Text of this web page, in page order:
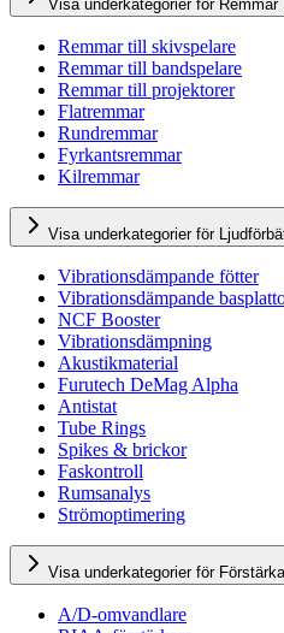
Visa underkategorier för Remmar
Remmar till skivspelare
Remmar till bandspelare
Remmar till projektorer
Flatremmar
Rundremmar
Fyrkantsremmar
Kilremmar
Visa underkategorier för
Vibrationsdämpande fötter
Vibrationsdämpande
NCF Booster
Vibrationsdämpning
Akustikmaterial
Furutech DeMag Alpha
Antistat
Tube Rings
Spikes & brickor
Faskontroll
Rumsanalys
Strömoptimering
Visa underkategorier för
A/D-omvandlare